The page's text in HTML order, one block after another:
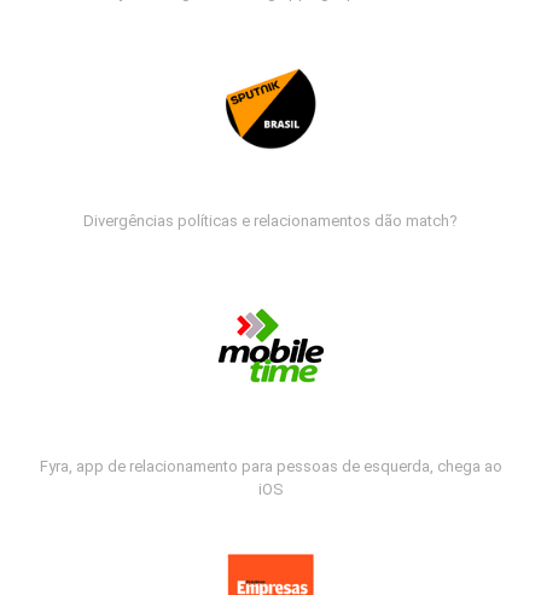
Divergências políticas e relacionamentos dão match?
Fyra, app de relacionamento para pessoas de esquerda, chega ao
iOS